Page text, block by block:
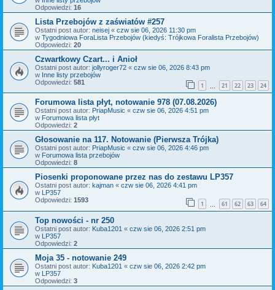
Odpowiedzi: 16
Lista Przebojów z zaświatów #257
Ostatni post autor: neisej « czw sie 06, 2026 11:30 pm
w Tygodniowa ForaLista Przebojów (kiedyś: Trójkowa Foralista Przebojów)
Odpowiedzi: 20
Czwartkowy Czart... i Anioł
Ostatni post autor: jollyroger72 « czw sie 06, 2026 8:43 pm
w Inne listy przebojów
Odpowiedzi: 581 1 21 22 23 24
Forumowa lista płyt, notowanie 978 (07.08.2026)
Ostatni post autor: PriapMusic « czw sie 06, 2026 4:51 pm
w Forumowa lista płyt
Odpowiedzi: 2
Głosowanie na 117. Notowanie (Pierwsza Trójka)
Ostatni post autor: PriapMusic « czw sie 06, 2026 4:46 pm
w Forumowa lista przebojów
Odpowiedzi: 8
Piosenki proponowane przez nas do zestawu LP357
Ostatni post autor: kajman « czw sie 06, 2026 4:41 pm
w LP357
Odpowiedzi: 1593 1 61 62 63 64
Top nowości - nr 250
Ostatni post autor: Kuba1201 « czw sie 06, 2026 2:51 pm
w LP357
Odpowiedzi: 2
Moja 35 - notowanie 249
Ostatni post autor: Kuba1201 « czw sie 06, 2026 2:42 pm
w LP357
Odpowiedzi: 3